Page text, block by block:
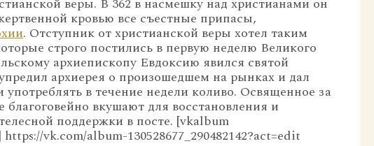
веры. В 362 в насмешку над христианами он
кровью все съестные припасы,
. Отступник от христианской веры хотел таким
строго постились в первую неделю Великого
архиепископу Евдоксию явился святой
архиерея о произошедшем на рынках и дал
в течение недели коливо. Освященное за
вкушают для восстановления и
поддержки в посте. [vkalbum
vk.com/album-130528677_290482142?act=edit